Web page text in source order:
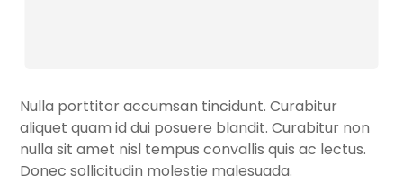
Nulla porttitor accumsan tincidunt. Curabitur
aliquet quam id dui posuere blandit. Curabitur non
nulla sit amet nisl tempus convallis quis ac lectus.
Donec sollicitudin molestie malesuada.